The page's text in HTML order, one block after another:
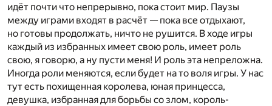
идёт почти что непрерывно, пока стоит мир. Паузы
между играми входят в расчёт — пока все отдыхают,
но готовы продолжать, ничто не рушится. В ходе игры
каждый из избранных имеет свою роль, имеет роль
свою, я говорю, а ну пусти меня! И роль эта непреложна.
Иногда роли меняются, если будет на то воля игры. У нас
тут есть похищенная королева, юная принцесса,
девушка, избранная для борьбы со злом, король-